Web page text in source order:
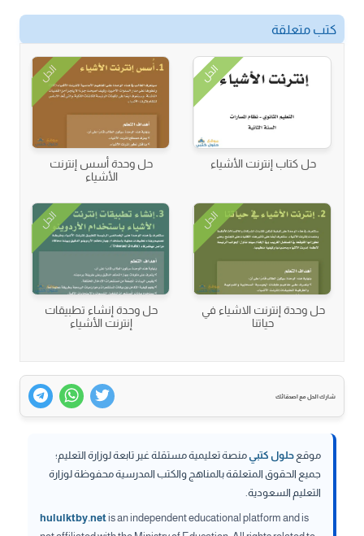
كتب متعلقة
الحل
حل كتاب إنترنت الأشياء
الحل
حل وحدة أسس إنترنت
الأشياء
الحل
حل وحدة إنترنت الاشياء في
حياتنا
الحل
حل وحدة إنشاء تطبيقات
إنترنت الأشياء
شارك الحل مع اصدقائك
موقع حلول كتبيمنصة تعليمية مستقلة غير تابعة لوزارة التعليم؛
جميع الحقوق المتعلقة بالمناهج والكتب المدرسية محفوظة لوزارة
التعليم السعودية.
hululktby.netis an independent educational platform and is